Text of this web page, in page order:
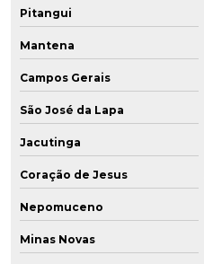
Pitangui
Mantena
Campos Gerais
São José da Lapa
Jacutinga
Coração de Jesus
Nepomuceno
Minas Novas